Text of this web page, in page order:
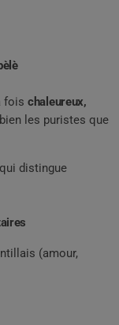
bèlè
fois chaleureux,
les puristes que
distingue
(amour,